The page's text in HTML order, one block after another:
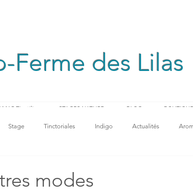
Ferme des Lilas
AMAP Tinctilis STAGES NATURE BLOG BOUTIQUE
Stage Tinctoriales Indigo Actualités
modes